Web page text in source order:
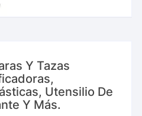
Y Tazas
Utensilio De
Y Más.